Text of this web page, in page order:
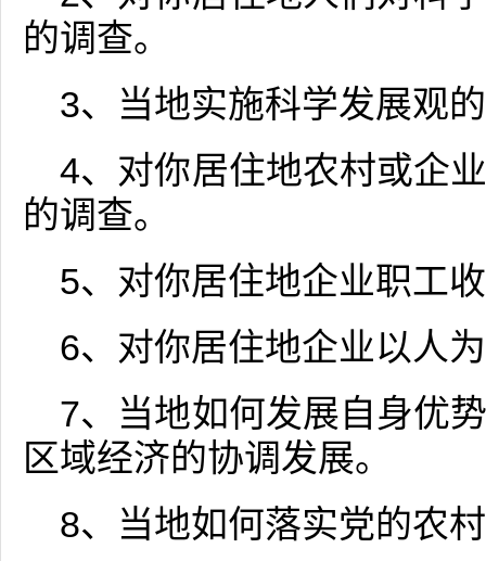
的调查。
3、当地实施科学发展观
4、对你居住地农村或企
的调查。
5、对你居住地企业职工
6、对你居住地企业以人
7、当地如何发展自身优
区域经济的协调发展。
8、当地如何落实党的农